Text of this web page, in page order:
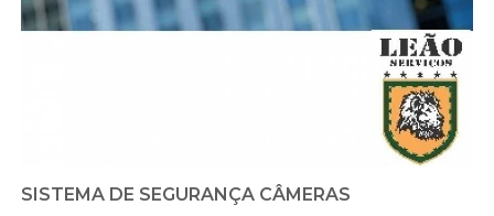
SISTEMA DE SEGURANÇA CÂMERAS